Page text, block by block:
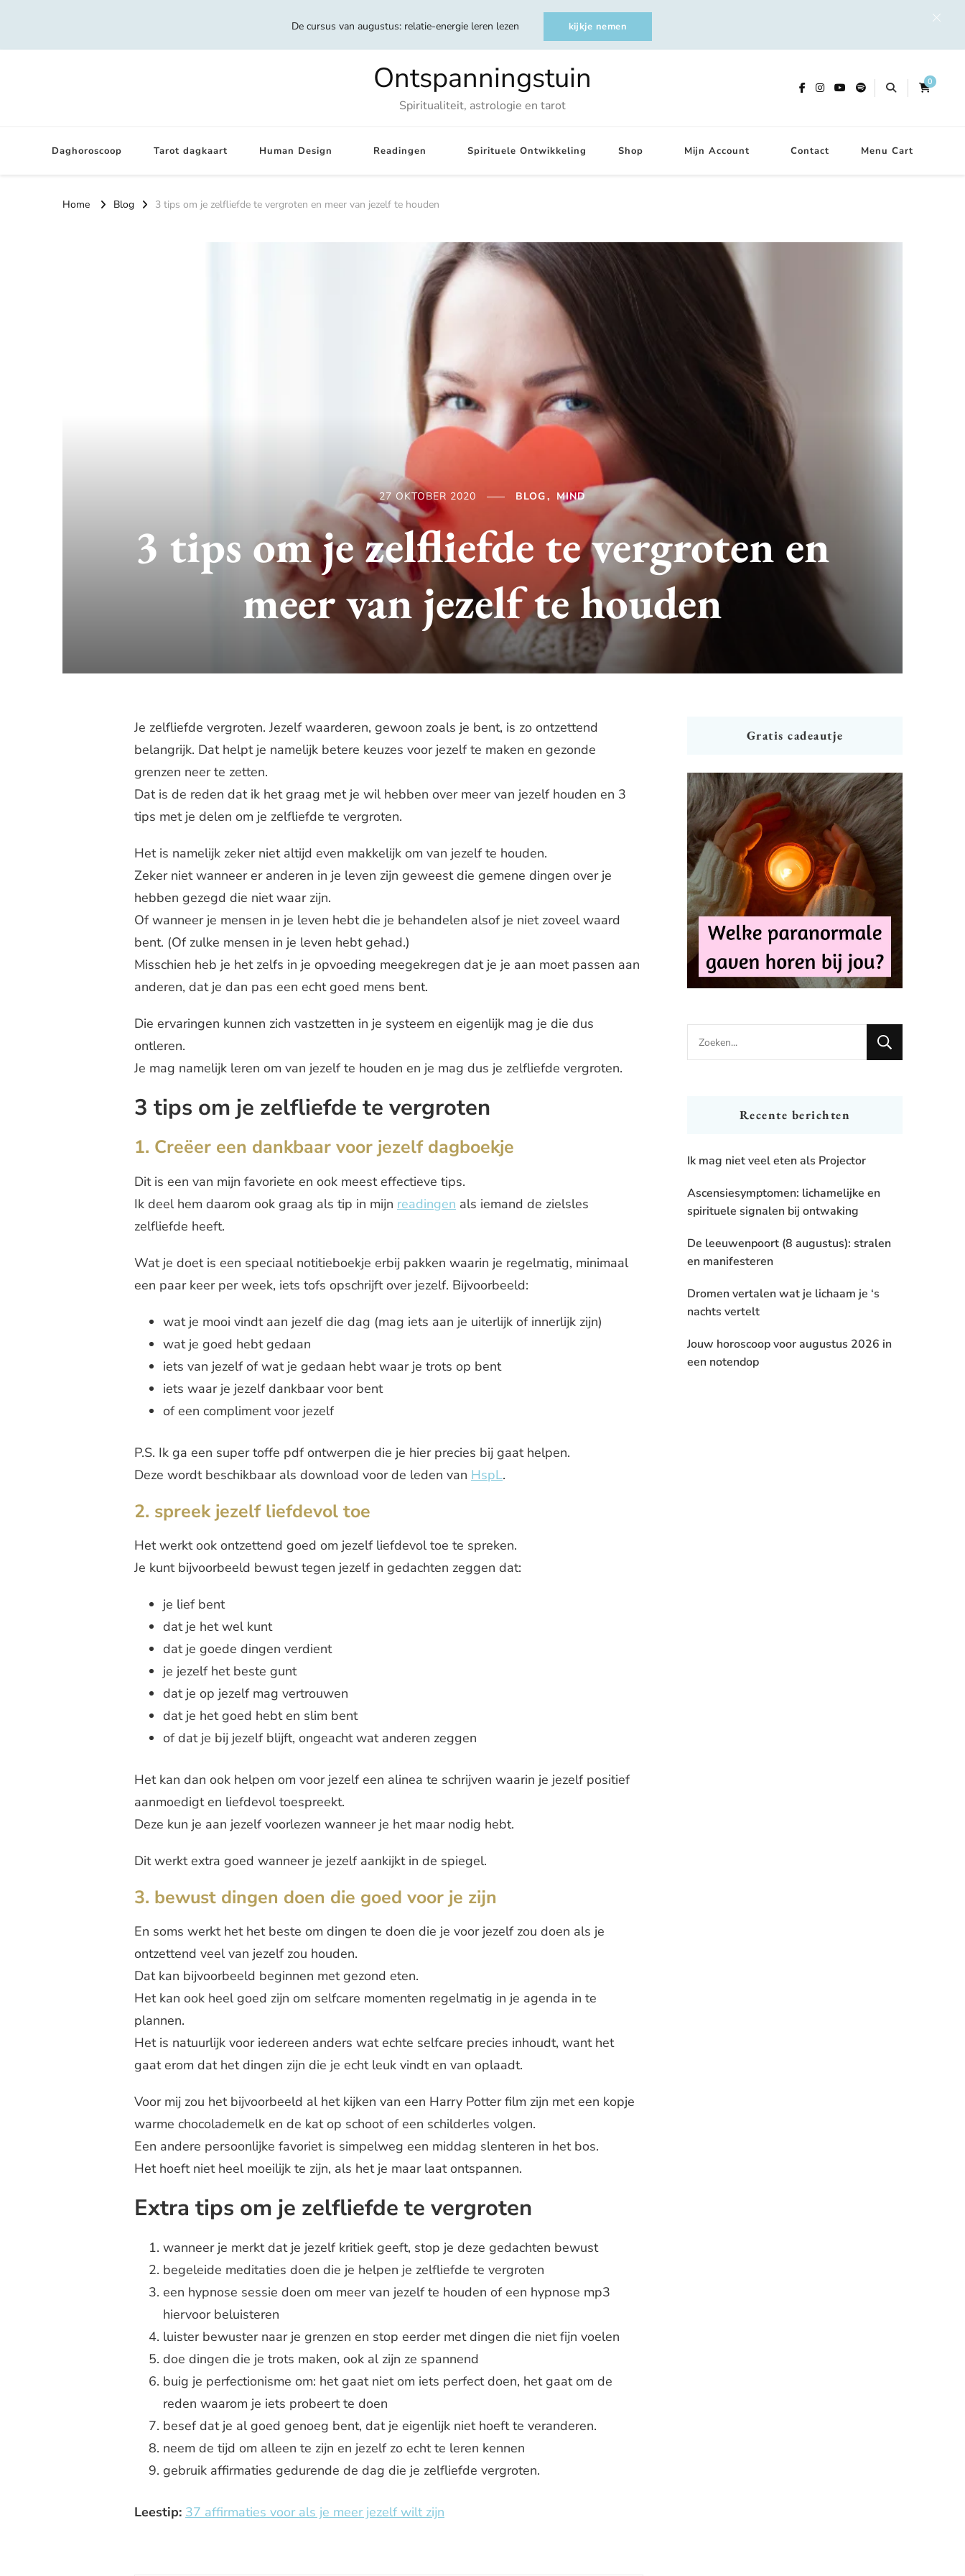
De cursus van augustus: relatie-energie leren lezen kijkje nemen
Ontspanningstuin
Spiritualiteit, astrologie en tarot
0
Daghoroscoop Tarot dagkaart Human Design Readingen Spirituele Ontwikkeling Shop Mijn Account Contact Menu Cart
Home Blog 3 tips om je zelfliefde te vergroten en meer van jezelf te houden
27 OKTOBER 2020 BLOG MIND
3 tips om je zelfliefde te vergroten en
meer van jezelf te houden
Je zelfliefde vergroten. Jezelf waarderen, gewoon zoals je bent, is zo ontzettend
belangrijk. Dat helpt je namelijk betere keuzes voor jezelf te maken en gezonde
grenzen neer te zetten.
Dat is de reden dat ik het graag met je wil hebben over meer van jezelf houden en 3
tips met je delen om je zelfliefde te vergroten.
Het is namelijk zeker niet altijd even makkelijk om van jezelf te houden.
Zeker niet wanneer er anderen in je leven zijn geweest die gemene dingen over je
hebben gezegd die niet waar zijn.
Of wanneer je mensen in je leven hebt die je behandelen alsof je niet zoveel waard
bent. (Of zulke mensen in je leven hebt gehad.)
Misschien heb je het zelfs in je opvoeding meegekregen dat je je aan moet passen aan
anderen, dat je dan pas een echt goed mens bent.
Die ervaringen kunnen zich vastzetten in je systeem en eigenlijk mag je die dus
ontleren.
Je mag namelijk leren om van jezelf te houden en je mag dus je zelfliefde vergroten.
3 tips om je zelfliefde te vergroten
1. Creëer een dankbaar voor jezelf dagboekje
Dit is een van mijn favoriete en ook meest effectieve tips.
Ik deel hem daarom ook graag als tip in mijn readingen als iemand de zielsles
zelfliefde heeft.
Wat je doet is een speciaal notitieboekje erbij pakken waarin je regelmatig, minimaal
een paar keer per week, iets tofs opschrijft over jezelf. Bijvoorbeeld:
wat je mooi vindt aan jezelf die dag (mag iets aan je uiterlijk of innerlijk zijn)
wat je goed hebt gedaan
iets van jezelf of wat je gedaan hebt waar je trots op bent
iets waar je jezelf dankbaar voor bent
of een compliment voor jezelf
P.S. Ik ga een super toffe pdf ontwerpen die je hier precies bij gaat helpen.
Deze wordt beschikbaar als download voor de leden van HspL.
2. spreek jezelf liefdevol toe
Het werkt ook ontzettend goed om jezelf liefdevol toe te spreken.
Je kunt bijvoorbeeld bewust tegen jezelf in gedachten zeggen dat:
je lief bent
dat je het wel kunt
dat je goede dingen verdient
je jezelf het beste gunt
dat je op jezelf mag vertrouwen
dat je het goed hebt en slim bent
of dat je bij jezelf blijft, ongeacht wat anderen zeggen
Het kan dan ook helpen om voor jezelf een alinea te schrijven waarin je jezelf positief
aanmoedigt en liefdevol toespreekt.
Deze kun je aan jezelf voorlezen wanneer je het maar nodig hebt.
Dit werkt extra goed wanneer je jezelf aankijkt in de spiegel.
3. bewust dingen doen die goed voor je zijn
En soms werkt het het beste om dingen te doen die je voor jezelf zou doen als je
ontzettend veel van jezelf zou houden.
Dat kan bijvoorbeeld beginnen met gezond eten.
Het kan ook heel goed zijn om selfcare momenten regelmatig in je agenda in te
plannen.
Het is natuurlijk voor iedereen anders wat echte selfcare precies inhoudt, want het
gaat erom dat het dingen zijn die je echt leuk vindt en van oplaadt.
Voor mij zou het bijvoorbeeld al het kijken van een Harry Potter film zijn met een kopje
warme chocolademelk en de kat op schoot of een schilderles volgen.
Een andere persoonlijke favoriet is simpelweg een middag slenteren in het bos.
Het hoeft niet heel moeilijk te zijn, als het je maar laat ontspannen.
Extra tips om je zelfliefde te vergroten
wanneer je merkt dat je jezelf kritiek geeft, stop je deze gedachten bewust
begeleide meditaties doen die je helpen je zelfliefde te vergroten
een hypnose sessie doen om meer van jezelf te houden of een hypnose mp3
hiervoor beluisteren
luister bewuster naar je grenzen en stop eerder met dingen die niet fijn voelen
doe dingen die je trots maken, ook al zijn ze spannend
buig je perfectionisme om: het gaat niet om iets perfect doen, het gaat om de
reden waarom je iets probeert te doen
besef dat je al goed genoeg bent, dat je eigenlijk niet hoeft te veranderen.
neem de tijd om alleen te zijn en jezelf zo echt te leren kennen
gebruik affirmaties gedurende de dag die je zelfliefde vergroten.
Leestip: 37 affirmaties voor als je meer jezelf wilt zijn
Gratis cadeautje
Looking
for
Recente berichten
Ik mag niet veel eten als Projector
Ascensiesymptomen: lichamelijke en
spirituele signalen bij ontwaking
De leeuwenpoort (8 augustus): stralen
en manifesteren
Dromen vertalen wat je lichaam je ‘s
nachts vertelt
Jouw horoscoop voor augustus 2026 in
een notendop